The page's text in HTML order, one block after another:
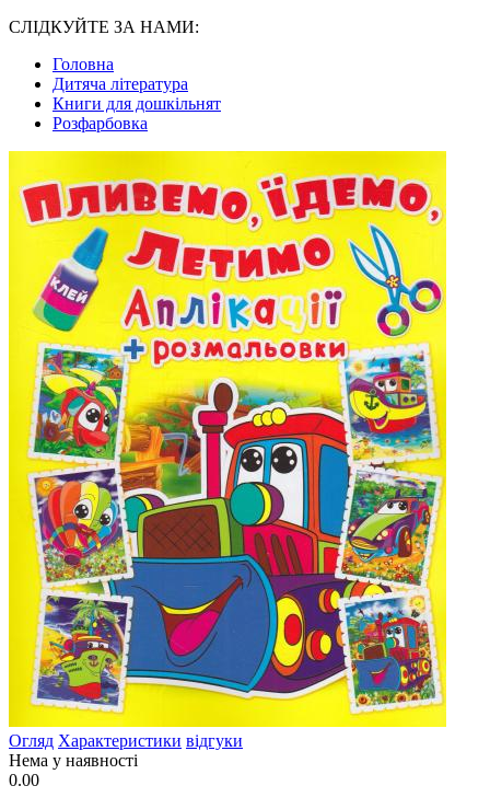
СЛІДКУЙТЕ ЗА НАМИ:
Головна
Дитяча література
Книги для дошкільнят
Розфарбовка
Огляд Характеристики відгуки
Нема у наявності
0.00